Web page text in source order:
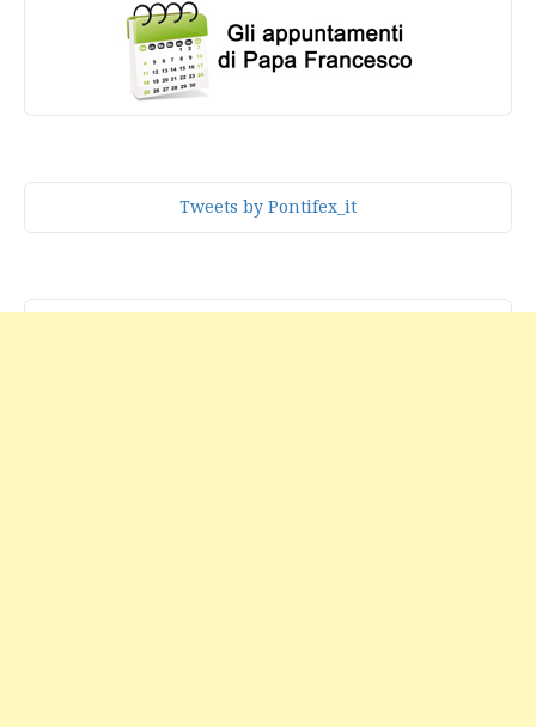
Tweets by Pontifex_it